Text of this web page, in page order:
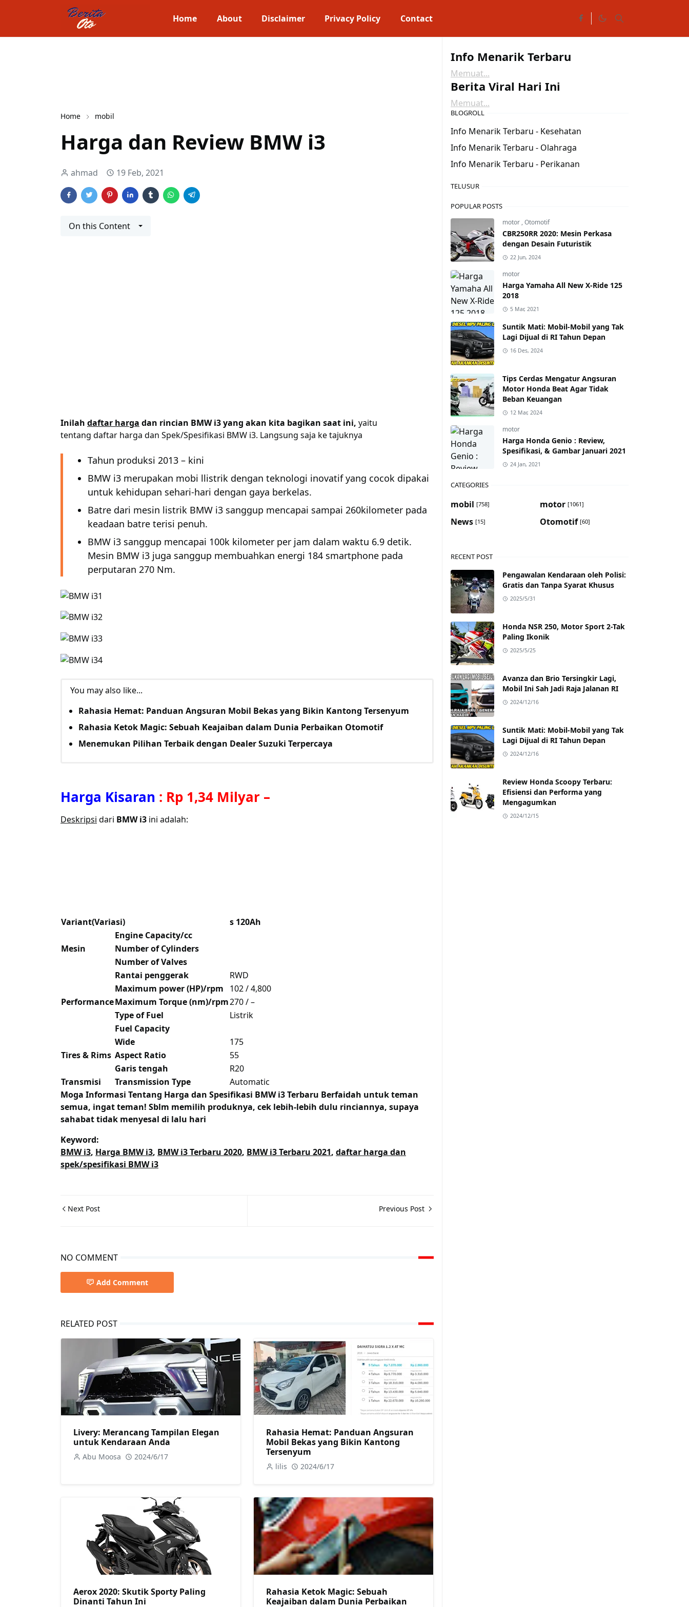
Home About Disclaimer Privacy Policy Contact
Home mobil
Harga dan Review BMW i3
ahmad 19 Feb, 2021
On this Content
Inilah daftar harga dan rincian BMW i3 yang akan kita bagikan saat ini, yaitu
tentang daftar harga dan Spek/Spesifikasi BMW i3. Langsung saja ke tajuknya
Tahun produksi 2013 – kini
BMW i3 merupakan mobi llistrik dengan teknologi inovatif yang cocok dipakai
untuk kehidupan sehari-hari dengan gaya berkelas.
Batre dari mesin listrik BMW i3 sanggup mencapai sampai 260kilometer pada
keadaan batre terisi penuh.
BMW i3 sanggup mencapai 100k kilometer per jam dalam waktu 6.9 detik.
Mesin BMW i3 juga sanggup membuahkan energi 184 smartphone pada
perputaran 270 Nm.
You may also like...
Rahasia Hemat: Panduan Angsuran Mobil Bekas yang Bikin Kantong Tersenyum
Rahasia Ketok Magic: Sebuah Keajaiban dalam Dunia Perbaikan Otomotif
Menemukan Pilihan Terbaik dengan Dealer Suzuki Terpercaya
Harga Kisaran : Rp 1,34 Milyar –
Deskripsi dari BMW i3 ini adalah:
Variant(Variasi) s 120Ah
Mesin
Engine Capacity/cc
Number of Cylinders
Number of Valves
Performance
Rantai penggerak
RWD
Maximum power (HP)/rpm
102 / 4,800
Maximum Torque (nm)/rpm270 / –
Type of Fuel
Listrik
Fuel Capacity
Tires & Rims
Wide
175
Aspect Ratio
55
Garis tengah
R20
Transmisi
Transmission Type
Automatic
Moga Informasi Tentang Harga dan Spesifikasi BMW i3 Terbaru Berfaidah untuk teman
semua, ingat teman! Sblm memilih produknya, cek lebih-lebih dulu rinciannya, supaya
sahabat tidak menyesal di lalu hari
Keyword:
BMW i3, Harga BMW i3, BMW i3 Terbaru 2020, BMW i3 Terbaru 2021, daftar harga dan
spek/spesifikasi BMW i3
Next Post Previous Post
NO COMMENT
Add Comment
RELATED POST
Livery: Merancang Tampilan Elegan
untuk Kendaraan Anda
Abu Moosa 2024/6/17
Rahasia Hemat: Panduan Angsuran
Mobil Bekas yang Bikin Kantong
Tersenyum
lilis 2024/6/17
Aerox 2020: Skutik Sporty Paling
Dinanti Tahun Ini
Rahasia Ketok Magic: Sebuah
Keajaiban dalam Dunia Perbaikan
Info Menarik Terbaru
Memuat...
Berita Viral Hari Ini
Memuat...
BLOGROLL
Info Menarik Terbaru - Kesehatan
Info Menarik Terbaru - Olahraga
Info Menarik Terbaru - Perikanan
TELUSUR
POPULAR POSTS
motor ,Otomotif
CBR250RR 2020: Mesin Perkasa
dengan Desain Futuristik
22 Jun, 2024
motor
Harga Yamaha All New X-Ride 125
2018
5 Mar, 2021
Suntik Mati: Mobil-Mobil yang Tak
Lagi Dijual di RI Tahun Depan
16 Des, 2024
Tips Cerdas Mengatur Angsuran
Motor Honda Beat Agar Tidak
Beban Keuangan
12 Mar, 2024
motor
Harga Honda Genio : Review,
Spesifikasi, & Gambar Januari 2021
24 Jan, 2021
CATEGORIES
mobil [758] motor [1061]
News [15] Otomotif [60]
RECENT POST
Pengawalan Kendaraan oleh Polisi:
Gratis dan Tanpa Syarat Khusus
2025/5/31
Honda NSR 250, Motor Sport 2-Tak
Paling Ikonik
2025/5/25
Avanza dan Brio Tersingkir Lagi,
Mobil Ini Sah Jadi Raja Jalanan RI
2024/12/16
Suntik Mati: Mobil-Mobil yang Tak
Lagi Dijual di RI Tahun Depan
2024/12/16
Review Honda Scoopy Terbaru:
Efisiensi dan Performa yang
Mengagumkan
2024/12/15